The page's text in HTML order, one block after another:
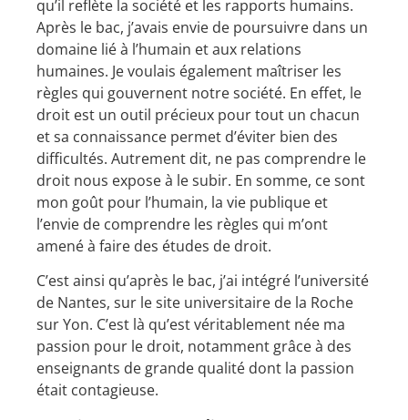
qu’il reflète la société et les rapports humains.
Après le bac, j’avais envie de poursuivre dans un
domaine lié à l’humain et aux relations
humaines. Je voulais également maîtriser les
règles qui gouvernent notre société. En effet, le
droit est un outil précieux pour tout un chacun
et sa connaissance permet d’éviter bien des
difficultés. Autrement dit, ne pas comprendre le
droit nous expose à le subir. En somme, ce sont
mon goût pour l’humain, la vie publique et
l’envie de comprendre les règles qui m’ont
amené à faire des études de droit.
C’est ainsi qu’après le bac, j’ai intégré l’université
de Nantes, sur le site universitaire de la Roche
sur Yon. C’est là qu’est véritablement née ma
passion pour le droit, notamment grâce à des
enseignants de grande qualité dont la passion
était contagieuse.